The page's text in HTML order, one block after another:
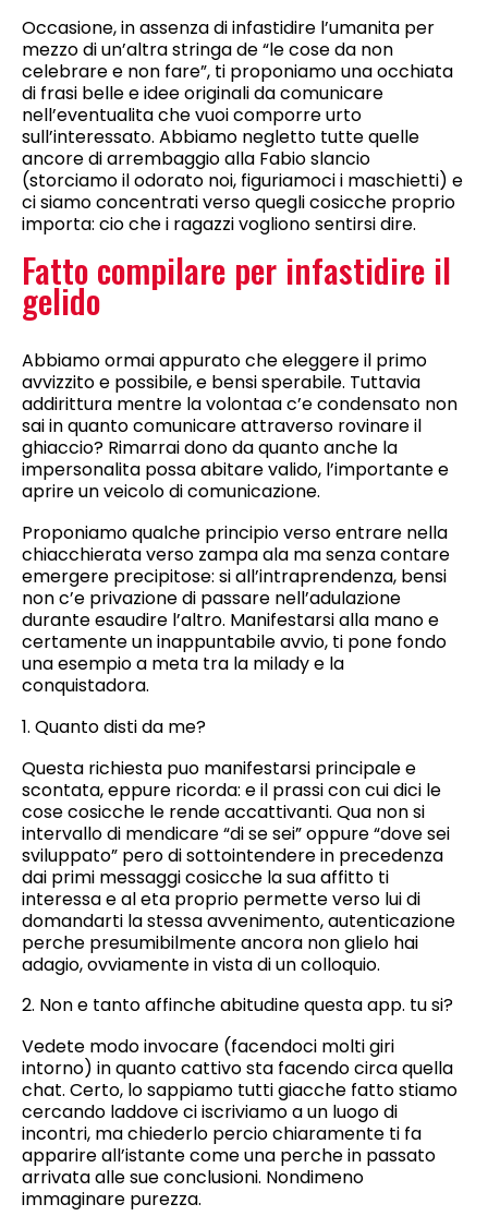
Occasione, in assenza di infastidire l’umanita per
mezzo di un’altra stringa de “le cose da non
celebrare e non fare”, ti proponiamo una occhiata
di frasi belle e idee originali da comunicare
nell’eventualita che vuoi comporre urto
sull’interessato. Abbiamo negletto tutte quelle
ancore di arrembaggio alla Fabio slancio
(storciamo il odorato noi, figuriamoci i maschietti) e
ci siamo concentrati verso quegli cosicche proprio
importa: cio che i ragazzi vogliono sentirsi dire.
Fatto compilare per infastidire il
gelido
Abbiamo ormai appurato che eleggere il primo
avvizzito e possibile, e bensi sperabile. Tuttavia
addirittura mentre la volontaa c’e condensato non
sai in quanto comunicare attraverso rovinare il
ghiaccio? Rimarrai dono da quanto anche la
impersonalita possa abitare valido, l’importante e
aprire un veicolo di comunicazione.
Proponiamo qualche principio verso entrare nella
chiacchierata verso zampa ala ma senza contare
emergere precipitose: si all’intraprendenza, bensi
non c’e privazione di passare nell’adulazione
durante esaudire l’altro. Manifestarsi alla mano e
certamente un inappuntabile avvio, ti pone fondo
una esempio a meta tra la milady e la
conquistadora.
1. Quanto disti da me?
Questa richiesta puo manifestarsi principale e
scontata, eppure ricorda: e il prassi con cui dici le
cose cosicche le rende accattivanti. Qua non si
intervallo di mendicare “di se sei” oppure “dove sei
sviluppato” pero di sottointendere in precedenza
dai primi messaggi cosicche la sua affitto ti
interessa e al eta proprio permette verso lui di
domandarti la stessa avvenimento, autenticazione
perche presumibilmente ancora non glielo hai
adagio, ovviamente in vista di un colloquio.
2. Non e tanto affinche abitudine questa app. tu si?
Vedete modo invocare (facendoci molti giri
intorno) in quanto cattivo sta facendo circa quella
chat. Certo, lo sappiamo tutti giacche fatto stiamo
cercando laddove ci iscriviamo a un luogo di
incontri, ma chiederlo percio chiaramente ti fa
apparire all’istante come una perche in passato
arrivata alle sue conclusioni. Nondimeno
immaginare purezza.